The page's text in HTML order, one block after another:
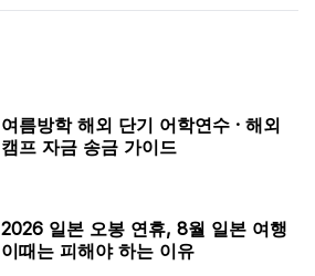
여름방학 해외 단기 어학연수 · 해외
캠프 자금 송금 가이드
2026 일본 오봉 연휴, 8월 일본 여행
이때는 피해야 하는 이유